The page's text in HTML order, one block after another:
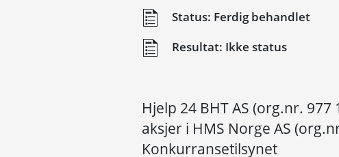
Status: Ferdig behandlet
Resultat: Ikke status
Hjelp 24 BHT AS (org.nr.
aksjer i HMS Norge AS
Konkurransetilsynet